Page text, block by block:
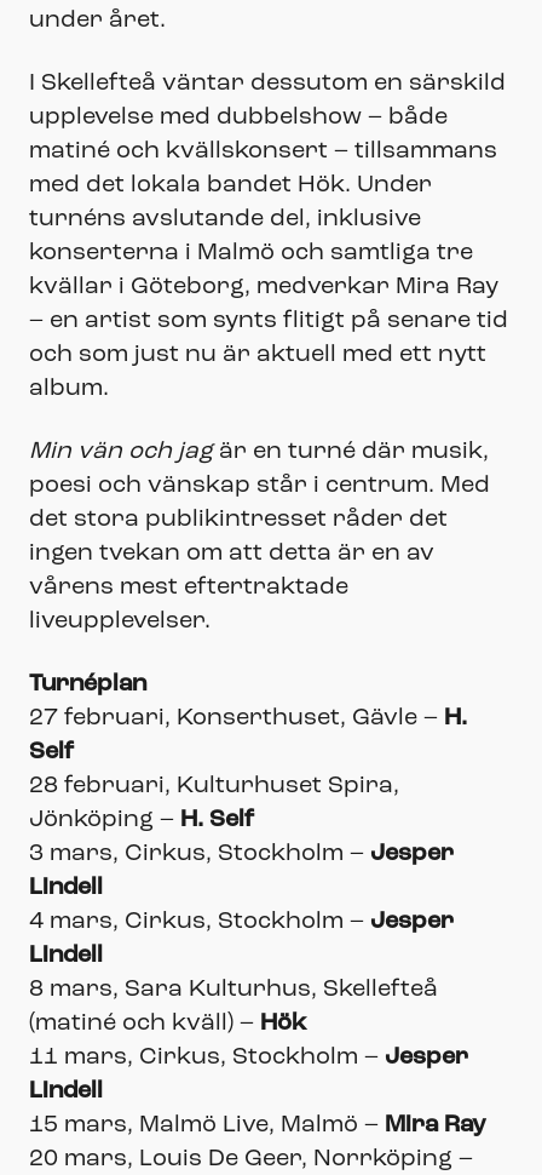
under året.
I Skellefteå väntar dessutom en särskild
upplevelse med dubbelshow – både
matiné och kvällskonsert – tillsammans
med det lokala bandet Hök. Under
turnéns avslutande del, inklusive
konserterna i Malmö och samtliga tre
kvällar i Göteborg, medverkar Mira Ray
– en artist som synts flitigt på senare tid
och som just nu är aktuell med ett nytt
album.
Min vän och jagär en turné där musik,
poesi och vänskap står i centrum. Med
det stora publikintresset råder det
ingen tvekan om att detta är en av
vårens mest eftertraktade
liveupplevelser.
Turnéplan
27 februari, Konserthuset, Gävle – H.
Self
28 februari, Kulturhuset Spira,
Jönköping – H. Self
3 mars, Cirkus, Stockholm – Jesper
Lindell
4 mars, Cirkus, Stockholm – Jesper
Lindell
8 mars, Sara Kulturhus, Skellefteå
(matiné och kväll) – Hök
11 mars, Cirkus, Stockholm – Jesper
Lindell
15 mars, Malmö Live, Malmö – Mira Ray
20 mars, Louis De Geer, Norrköping –